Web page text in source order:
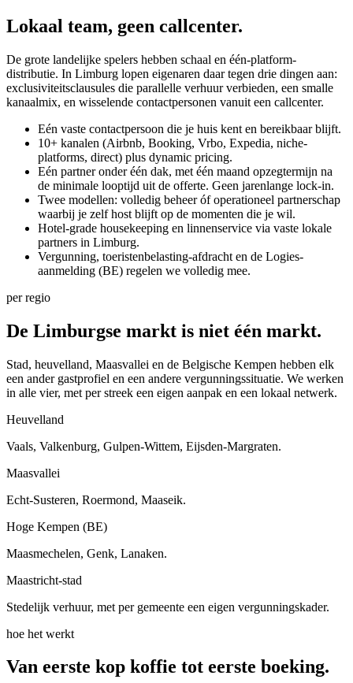
Lokaal team, geen callcenter.
De grote landelijke spelers hebben schaal en één-platform-
distributie. In Limburg lopen eigenaren daar tegen drie dingen aan:
exclusiviteits­clausules die parallelle verhuur verbieden, een smalle
kanaalmix, en wisselende contactpersonen vanuit een callcenter.
Eén vaste contactpersoon die je huis kent en bereikbaar blijft.
10+ kanalen (Airbnb, Booking, Vrbo, Expedia, niche-
platforms, direct) plus dynamic pricing.
Eén partner onder één dak, met één maand opzegtermijn na
de minimale looptijd uit de offerte. Geen jarenlange lock-in.
Twee modellen: volledig beheer óf operationeel partnerschap
waarbij je zelf host blijft op de momenten die je wil.
Hotel-grade housekeeping en linnenservice via vaste lokale
partners in Limburg.
Vergunning, toeristenbelasting-afdracht en de Logies-
aanmelding (BE) regelen we volledig mee.
per regio
De Limburgse markt is niet één markt.
Stad, heuvelland, Maasvallei en de Belgische Kempen hebben elk
een ander gastprofiel en een andere vergunnings­situatie. We werken
in alle vier, met per streek een eigen aanpak en een lokaal netwerk.
Heuvelland
Vaals, Valkenburg, Gulpen-Wittem, Eijsden-Margraten.
Maasvallei
Echt-Susteren, Roermond, Maaseik.
Hoge Kempen (BE)
Maasmechelen, Genk, Lanaken.
Maastricht-stad
Stedelijk verhuur, met per gemeente een eigen vergunnings­kader.
hoe het werkt
Van eerste kop koffie tot eerste boeking.